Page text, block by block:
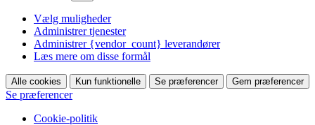
Vælg muligheder
Administrer tjenester
Administrer {vendor_count} leverandører
Læs mere om disse formål
Alle cookies Kun funktionelle Se præferencer Gem præferencer
Se præferencer
Cookie-politik